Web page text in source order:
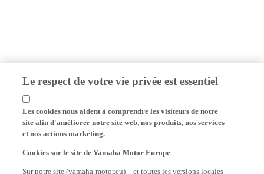
Le respect de votre vie privée est essentiel
Les cookies nous aident à comprendre les visiteurs de notre
site afin d'améliorer notre site web, nos produits, nos services
et nos actions marketing.
Cookies sur le site de Yamaha Motor Europe
Sur notre site (yamaha-motor.eu) – et toutes les versions locales